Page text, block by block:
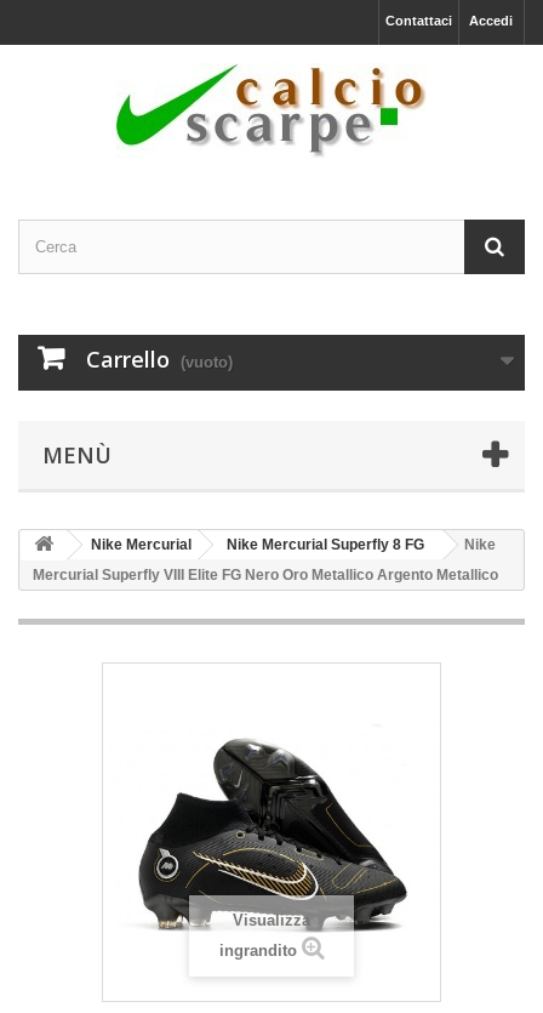
Accedi
Contattaci
Carrello (vuoto)
MENÙ
Nike Mercurial Nike Mercurial Superfly 8 FG
Nike
Mercurial Superfly VIII Elite FG Nero Oro Metallico Argento Metallico
Visualizza
ingrandito